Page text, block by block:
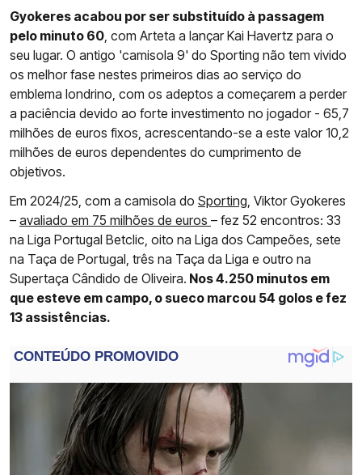
Gyokeres acabou por ser substituído à passagem
pelo minuto 60, com Arteta a lançar Kai Havertz para o
seu lugar. O antigo 'camisola 9' do Sporting não tem vivido
os melhor fase nestes primeiros dias ao serviço do
emblema londrino, com os adeptos a começarem a perder
a paciência devido ao forte investimento no jogador - 65,7
milhões de euros fixos, acrescentando-se a este valor 10,2
milhões de euros dependentes do cumprimento de
objetivos.
Em 2024/25, com a camisola do Sporting, Viktor Gyokeres
– avaliado em 75 milhões de euros – fez 52 encontros: 33
na Liga Portugal Betclic, oito na Liga dos Campeões, sete
na Taça de Portugal, três na Taça da Liga e outro na
Supertaça Cândido de Oliveira. Nos 4.250 minutos em
que esteve em campo, o sueco marcou 54 golos e fez
13 assistências.